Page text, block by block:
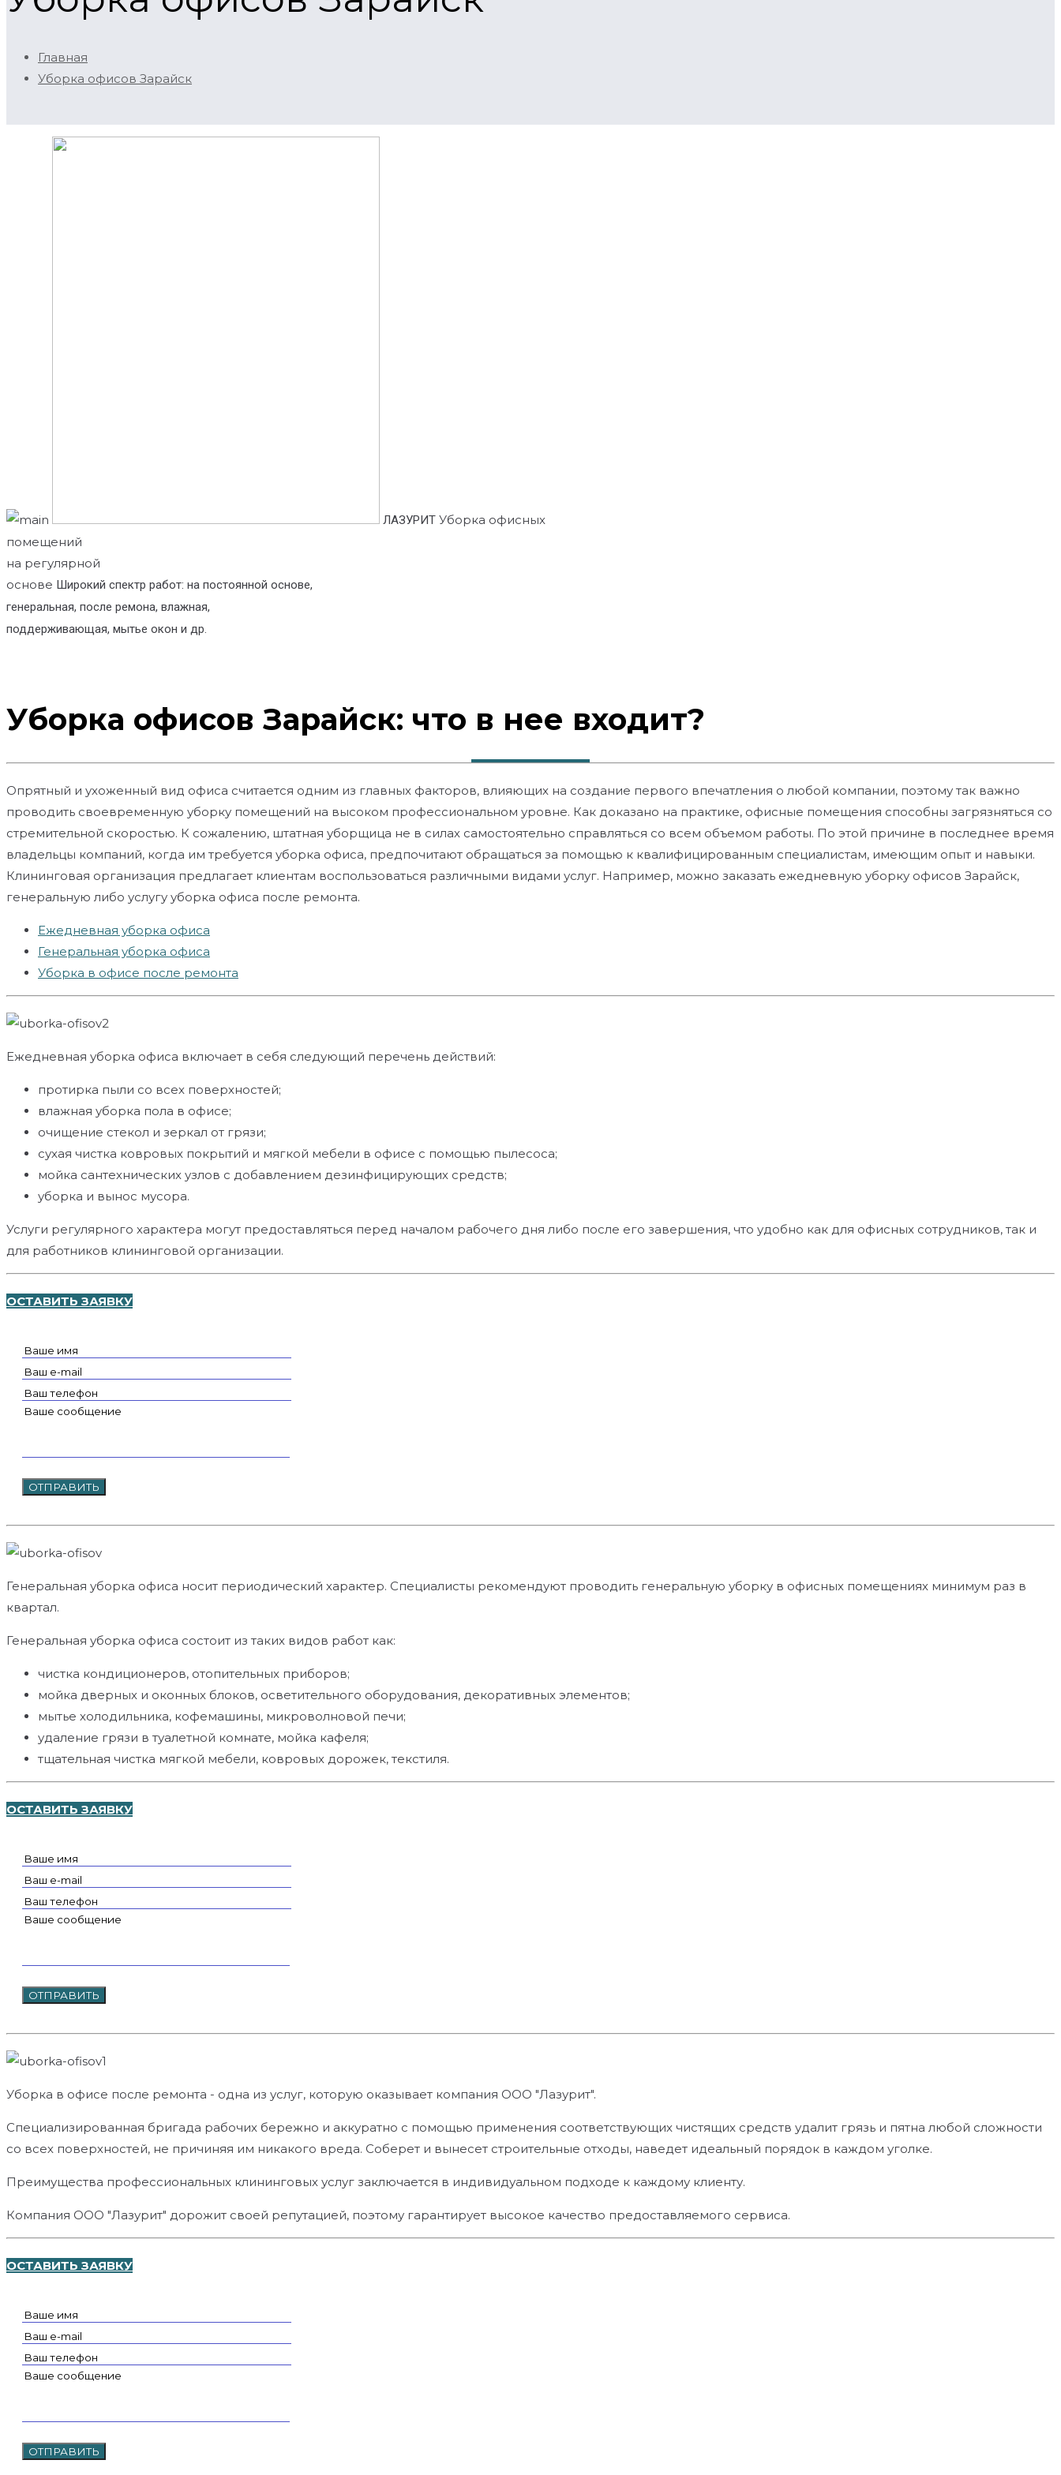
Главная
Уборка офисов Зарайск
ЛАЗУРИТ Уборка офисных
помещений
на регулярной
основе Широкий спектр работ: на постоянной основе,
генеральная, после ремона, влажная,
поддерживающая, мытье окон и др.
Уборка офисов Зарайск: что в нее входит?
Опрятный и ухоженный вид офиса считается одним из главных факторов, влияющих на создание первого впечатления о любой компании, поэтому так важно
проводить своевременную уборку помещений на высоком профессиональном уровне. Как доказано на практике, офисные помещения способны загрязняться со
стремительной скоростью. К сожалению, штатная уборщица не в силах самостоятельно справляться со всем объемом работы. По этой причине в последнее время
владельцы компаний, когда им требуется уборка офиса, предпочитают обращаться за помощью к квалифицированным специалистам, имеющим опыт и навыки.
Клининговая организация предлагает клиентам воспользоваться различными видами услуг. Например, можно заказать ежедневную уборку офисов Зарайск,
генеральную либо услугу уборка офиса после ремонта.
Ежедневная уборка офиса
Генеральная уборка офиса
Уборка в офисе после ремонта
Ежедневная уборка офиса включает в себя следующий перечень действий:
протирка пыли со всех поверхностей;
влажная уборка пола в офисе;
очищение стекол и зеркал от грязи;
сухая чистка ковровых покрытий и мягкой мебели в офисе с помощью пылесоса;
мойка сантехнических узлов с добавлением дезинфицирующих средств;
уборка и вынос мусора.
Услуги регулярного характера могут предоставляться перед началом рабочего дня либо после его завершения, что удобно как для офисных сотрудников, так и
для работников клининговой организации.
ОСТАВИТЬ ЗАЯВКУ
Генеральная уборка офиса носит периодический характер. Специалисты рекомендуют проводить генеральную уборку в офисных помещениях минимум раз в
квартал.
Генеральная уборка офиса состоит из таких видов работ как:
чистка кондиционеров, отопительных приборов;
мойка дверных и оконных блоков, осветительного оборудования, декоративных элементов;
мытье холодильника, кофемашины, микроволновой печи;
удаление грязи в туалетной комнате, мойка кафеля;
тщательная чистка мягкой мебели, ковровых дорожек, текстиля.
ОСТАВИТЬ ЗАЯВКУ
Уборка в офисе после ремонта - одна из услуг, которую оказывает компания ООО "Лазурит".
Специализированная бригада рабочих бережно и аккуратно с помощью применения соответствующих чистящих средств удалит грязь и пятна любой сложности
со всех поверхностей, не причиняя им никакого вреда. Соберет и вынесет строительные отходы, наведет идеальный порядок в каждом уголке.
Преимущества профессиональных клининговых услуг заключается в индивидуальном подходе к каждому клиенту.
Компания ООО "Лазурит" дорожит своей репутацией, поэтому гарантирует высокое качество предоставляемого сервиса.
ОСТАВИТЬ ЗАЯВКУ